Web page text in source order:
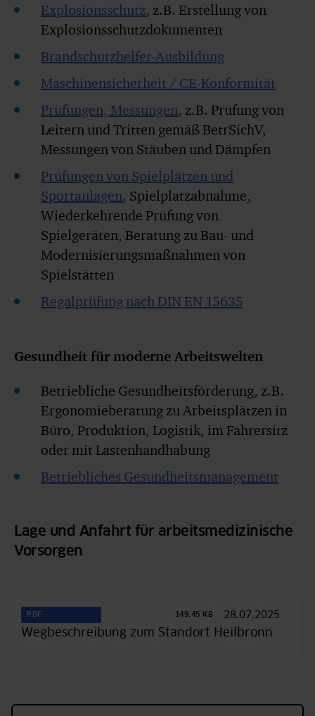
Explosionsschutz, z.B. Erstellung von
Explosionsschutzdokumenten
Brandschutzhelfer-Ausbildung
Maschinensicherheit / CE-Konformität
Prüfungen, Messungen, z.B. Prüfung von
Leitern und Tritten gemäß BetrSichV,
Messungen von Stäuben und Dämpfen
Prüfungen von Spielplätzen und
Sportanlagen, Spielplatzabnahme,
Wiederkehrende Prüfung von
Spielgeräten, Beratung zu Bau- und
Modernisierungsmaßnahmen von
Spielstätten
Regalprüfung nach DIN EN 15635
Gesundheit für moderne Arbeitswelten
Betriebliche Gesundheitsförderung, z.B.
Ergonomieberatung zu Arbeitsplätzen in
Büro, Produktion, Logistik, im Fahrersitz
oder mit Lastenhandhabung
Betriebliches Gesundheitsmanagement
Lage und Anfahrt für arbeitsmedizinische
Vorsorgen
PDF
Wegbeschreibung zum Standort Heilbronn
149.45 KB 28.07.2025